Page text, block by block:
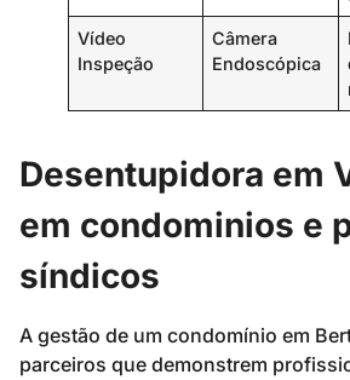
Vídeo
Inspeção
Câmera
Endoscópica
Desentupidora em
em condominios e
síndicos
A gestão de um condomínio em
parceiros que demonstrem